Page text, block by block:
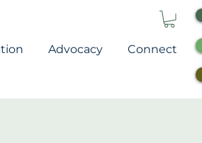
Advocacy Connect